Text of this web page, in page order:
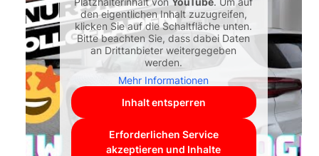
den eigentlichen Inhalt zuzugreifen,
klicken Sie auf die Schaltfläche unten.
Bitte beachten Sie, dass dabei Daten
an Drittanbieter weitergegeben
werden.
Mehr Informationen
Inhalt entsperren
Erforderlichen Service
akzeptieren und Inhalte